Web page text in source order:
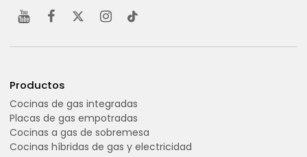
Productos
Cocinas de gas integradas
Placas de gas empotradas
Cocinas a gas de sobremesa
Cocinas híbridas de gas y electricidad